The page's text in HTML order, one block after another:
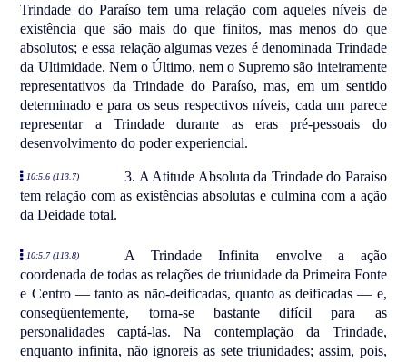
Trindade do Paraíso tem uma relação com aqueles níveis de
existência que são mais do que finitos, mas menos do que
absolutos; e essa relação algumas vezes é denominada Trindade
da Ultimidade. Nem o Último, nem o Supremo são inteiramente
representativos da Trindade do Paraíso, mas, em um sentido
determinado e para os seus respectivos níveis, cada um parece
representar a Trindade durante as eras pré-pessoais do
desenvolvimento do poder experiencial.
10:5.6 (113.7)
3. A Atitude Absoluta da Trindade do Paraíso
tem relação com as existências absolutas e culmina com a ação
da Deidade total.
10:5.7 (113.8)
A Trindade Infinita envolve a ação
coordenada de todas as relações de triunidade da Primeira Fonte
e Centro — tanto as não-deificadas, quanto as deificadas — e,
conseqüentemente, torna-se bastante difícil para as
personalidades captá-las. Na contemplação da Trindade,
enquanto infinita, não ignoreis as sete triunidades; assim, pois,